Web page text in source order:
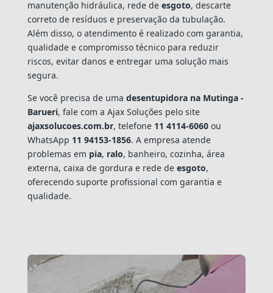
manutenção hidráulica, rede de esgoto, descarte
correto de resíduos e preservação da tubulação.
Além disso, o atendimento é realizado com garantia,
qualidade e compromisso técnico para reduzir
riscos, evitar danos e entregar uma solução mais
segura.
Se você precisa de uma desentupidora na Mutinga -
Barueri, fale com a Ajax Soluções pelo site
ajaxsolucoes.com.br, telefone 11 4114-6060ou
WhatsApp 11 94153-1856. A empresa atende
problemas em pia, ralo, banheiro, cozinha, área
externa, caixa de gordura e rede de esgoto,
oferecendo suporte profissional com garantia e
qualidade.